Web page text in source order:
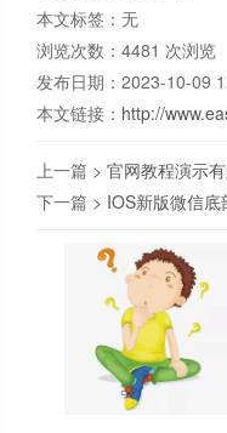
本文标签：无
浏览次数： 4481 次浏览
发布日期：2023-10-09
本文链接： http://
上一篇 > 官网教程演示
下一篇 > IOS新版微信